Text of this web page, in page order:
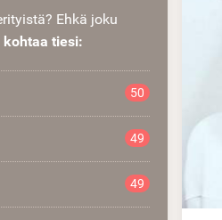
Ehkä joku
kohtaa tiesi:
50
49
49